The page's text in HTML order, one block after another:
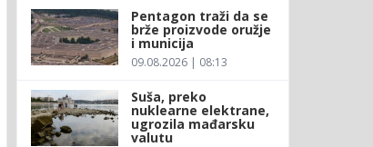
Pentagon traži da se
brže proizvode oružje
i municija
09.08.2026 | 08:13
Suša, preko
nuklearne elektrane,
ugrozila mađarsku
valutu